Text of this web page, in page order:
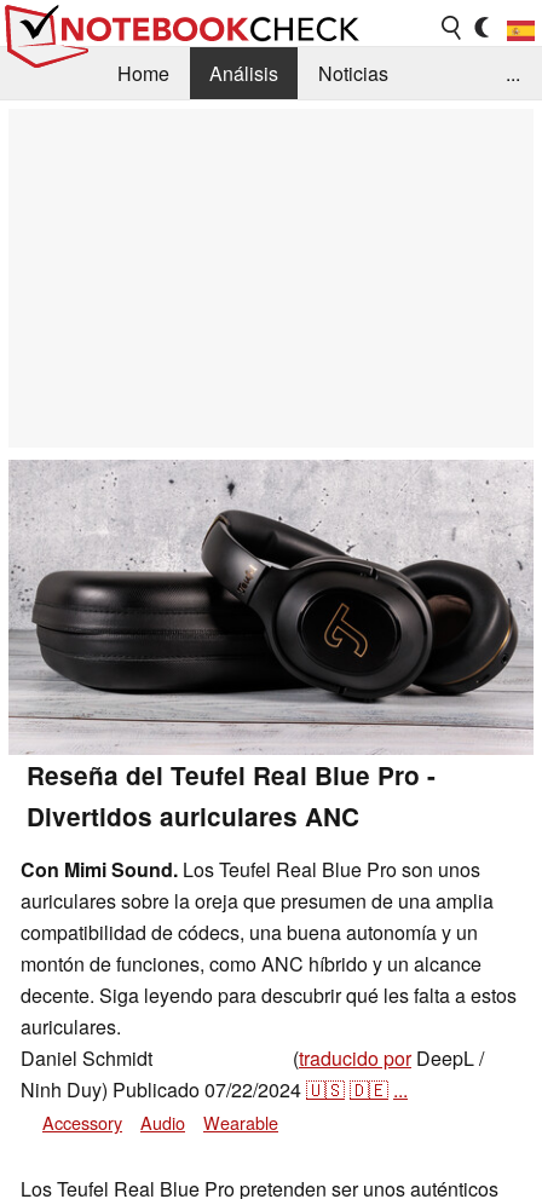
Home Análisis
Noticias
...
Reseña del Teufel Real Blue Pro -
Divertidos auriculares ANC
Con Mimi Sound. Los Teufel Real Blue Pro son unos
auriculares sobre la oreja que presumen de una amplia
compatibilidad de códecs, una buena autonomía y un
montón de funciones, como ANC híbrido y un alcance
decente. Siga leyendo para descubrir qué les falta a estos
auriculares.
Daniel Schmidt
(traducido porDeepL /
Ninh Duy) Publicado07/22/2024🇺🇸🇩🇪 ...
Accessory Audio Wearable
Los Teufel Real Blue Pro pretenden ser unos auténticos